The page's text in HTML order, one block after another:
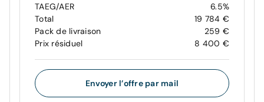
TAEG/AER
6.5%
Total
19 784 €
Pack de livraison
259 €
Prix résiduel
8 400 €
Envoyer l’offre par mail